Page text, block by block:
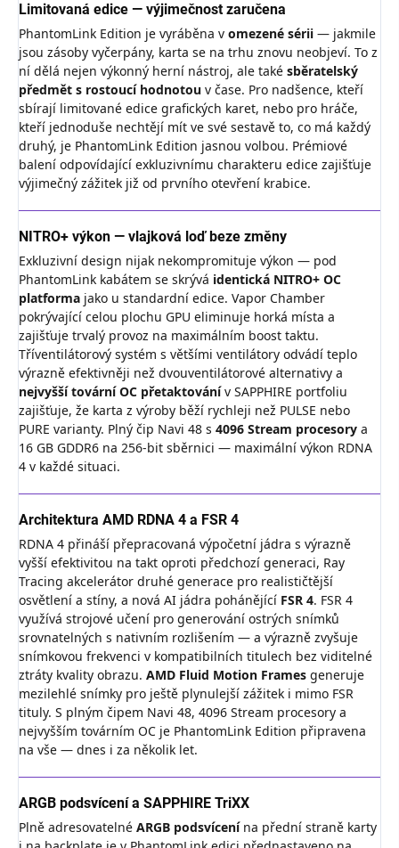
Limitovaná edice — výjimečnost zaručena
PhantomLink Edition je vyráběna v omezené sérii — jakmile
jsou zásoby vyčerpány, karta se na trhu znovu neobjeví. To z
ní dělá nejen výkonný herní nástroj, ale také sběratelský
předmět s rostoucí hodnotou v čase. Pro nadšence, kteří
sbírají limitované edice grafických karet, nebo pro hráče,
kteří jednoduše nechtějí mít ve své sestavě to, co má každý
druhý, je PhantomLink Edition jasnou volbou. Prémiové
balení odpovídající exkluzivnímu charakteru edice zajišťuje
výjimečný zážitek již od prvního otevření krabice.
NITRO+ výkon — vlajková loď beze změny
Exkluzivní design nijak nekompromituje výkon — pod
PhantomLink kabátem se skrývá identická NITRO+ OC
platforma jako u standardní edice. Vapor Chamber
pokrývající celou plochu GPU eliminuje horká místa a
zajišťuje trvalý provoz na maximálním boost taktu.
Tříventilátorový systém s většími ventilátory odvádí teplo
výrazně efektivněji než dvouventilátorové alternativy a
nejvyšší tovární OC přetaktovánív SAPPHIRE portfoliu
zajišťuje, že karta z výroby běží rychleji než PULSE nebo
PURE varianty. Plný čip Navi 48 s 4096 Stream procesory a
16 GB GDDR6 na 256-bit sběrnici — maximální výkon RDNA
4 v každé situaci.
Architektura AMD RDNA 4 a FSR 4
RDNA 4 přináší přepracovaná výpočetní jádra s výrazně
vyšší efektivitou na takt oproti předchozí generaci, Ray
Tracing akcelerátor druhé generace pro realističtější
osvětlení a stíny, a nová AI jádra pohánějící FSR 4. FSR 4
využívá strojové učení pro generování ostrých snímků
srovnatelných s nativním rozlišením — a výrazně zvyšuje
snímkovou frekvenci v kompatibilních titulech bez viditelné
ztráty kvality obrazu. AMD Fluid Motion Frames generuje
mezilehlé snímky pro ještě plynulejší zážitek i mimo FSR
tituly. S plným čipem Navi 48, 4096 Stream procesory a
nejvyšším továrním OC je PhantomLink Edition připravena
na vše — dnes i za několik let.
ARGB podsvícení a SAPPHIRE TriXX
Plně adresovatelné ARGB podsvícenína přední straně karty